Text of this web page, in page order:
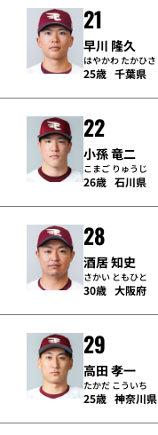
21
早川 隆久
はやかわ たかひさ
25歳 千葉県
22
小孫 竜二
こまご りゅうじ
26歳 石川県
28
酒居 知史
さかい ともひと
30歳 大阪府
29
高田 孝一
たかだ こういち
25歳 神奈川県